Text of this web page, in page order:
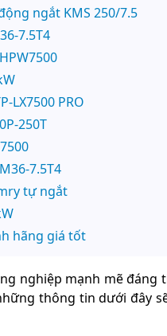
ngắt KMS 250/7.5
7.5T4
LX7500 PRO
250T
7.5T4
tự ngắt
hãng giá tốt
nghiệp mạnh mẽ đáng
thông tin dưới đây